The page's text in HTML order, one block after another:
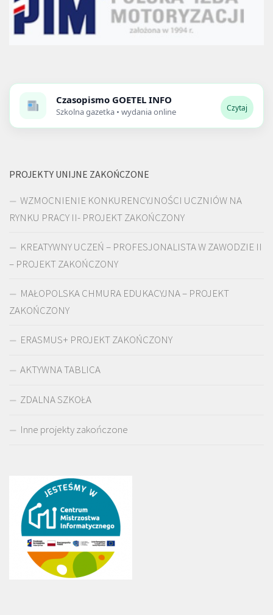
Czasopismo GOETEL INFO
Szkolna gazetka • wydania online Czytaj
PROJEKTY UNIJNE ZAKOŃCZONE
WZMOCNIENIE KONKURENCYJNOŚCI UCZNIÓW NA
RYNKU PRACY II- PROJEKT ZAKOŃCZONY
KREATYWNY UCZEŃ – PROFESJONALISTA W ZAWODZIE II
– PROJEKT ZAKOŃCZONY
MAŁOPOLSKA CHMURA EDUKACYJNA – PROJEKT
ZAKOŃCZONY
ERASMUS+ PROJEKT ZAKOŃCZONY
AKTYWNA TABLICA
ZDALNA SZKOŁA
Inne projekty zakończone